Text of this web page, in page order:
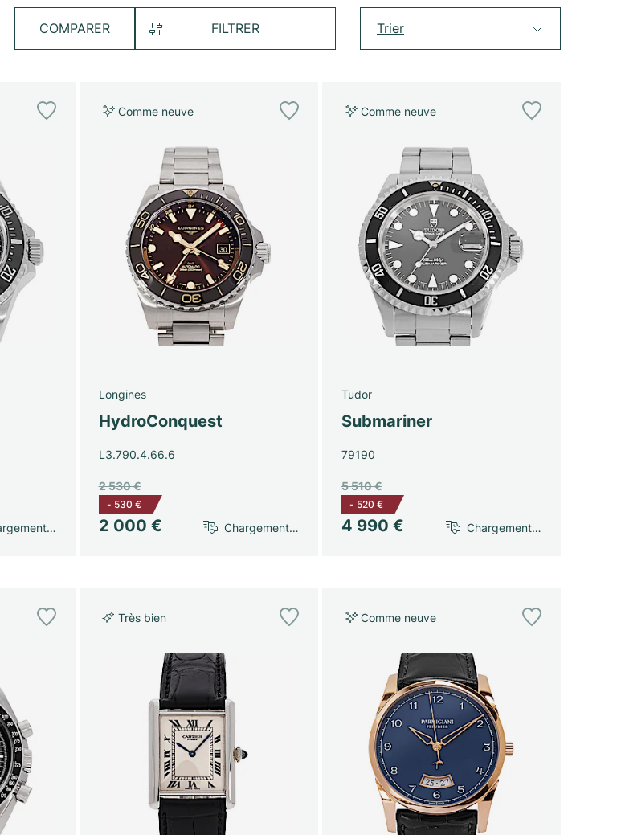
COMPARER FILTRER Trier
Comme neuve
Longines
HydroConquest
L3.790.4.66.6
2 000 €
2 530 €
- 530 €
Chargement…
Comme neuve
Tudor
Submariner
79190
4 990 €
5 510 €
- 520 €
Chargement…
Très bien Comme neuve